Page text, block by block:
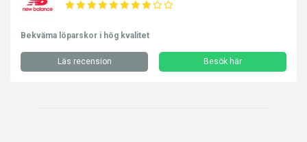
Bekväma löparskor i hög kvalitet
Läs recension Besök här